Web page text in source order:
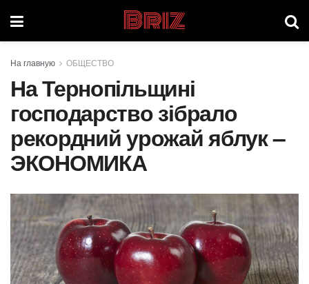
Briz
На главную ОБЩЕСТВО
На Тернопільщині
господарство зібрало
рекордний урожай яблук –
ЭКОНОМИКА